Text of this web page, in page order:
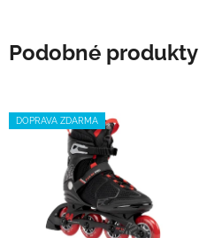
Podobné produkty
DOPRAVA ZDARMA